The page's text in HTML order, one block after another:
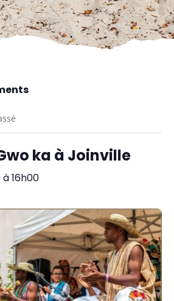
ka à Joinville
à16h00